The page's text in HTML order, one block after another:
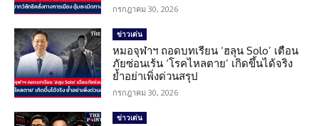
กรกฎาคม 30, 2026
ข่าวเด่น
หมอจุฬาฯ ถอดบทเรียน ‘ฮลุน Solo’ เตือน
ภัยซ่อนเร้น ‘โรคไหลตาย’ เกิดขึ้นได้จริง
ย้ำอย่าเพิ่งด่วนสรุป
กรกฎาคม 30, 2026
ข่าวเด่น